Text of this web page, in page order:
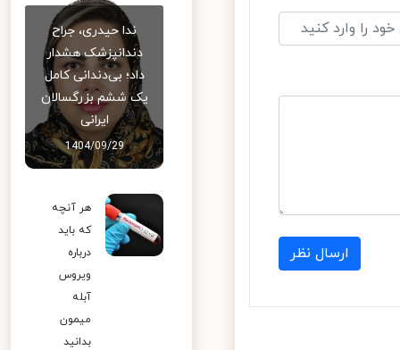
ارسال نظر
ندا حیدری، جراح
دندانپزشک هشدار
داد؛ بی‌دندانی کامل
یک ششم بزرگسالان
ایرانی
1404/09/29
هر آنچه
که باید
درباره
ویروس
آبله
میمون
بدانید